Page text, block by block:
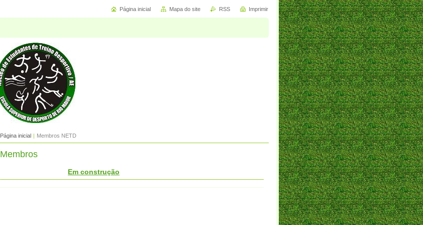
Página inicial | Membros NETD
Membros
Em construção
Página inicial Mapa do site RSS Imprimir